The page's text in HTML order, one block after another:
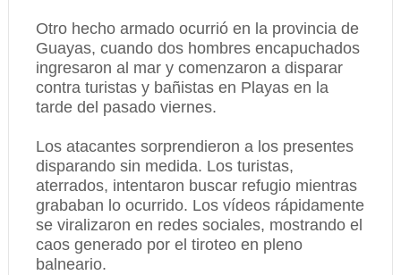
Otro hecho armado ocurrió en la provincia de
Guayas, cuando dos hombres encapuchados
ingresaron al mar y comenzaron a disparar
contra turistas y bañistas en Playas en la
tarde del pasado viernes.
Los atacantes sorprendieron a los presentes
disparando sin medida. Los turistas,
aterrados, intentaron buscar refugio mientras
grababan lo ocurrido. Los vídeos rápidamente
se viralizaron en redes sociales, mostrando el
caos generado por el tiroteo en pleno
balneario.